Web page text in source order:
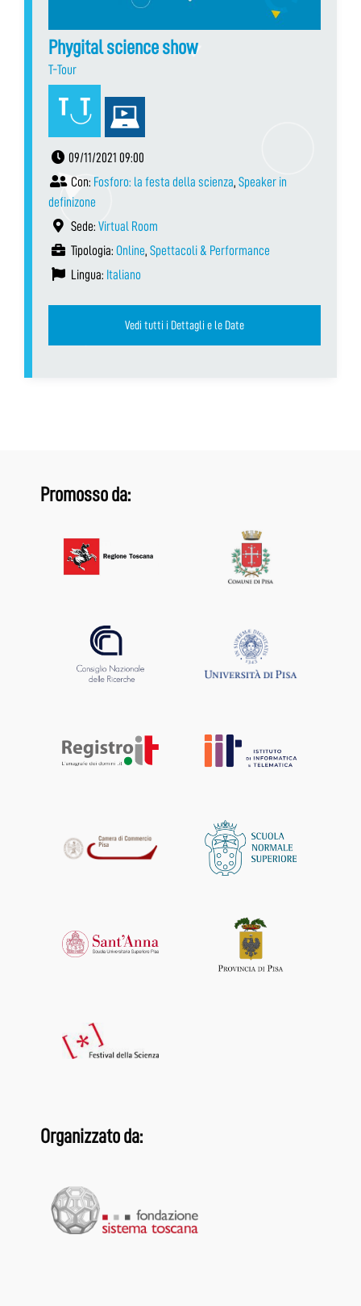
Phygital science show
T-Tour
09/11/2021 09:00
Con: Fosforo: la festa della scienza, Speaker in
definizone
Sede: Virtual Room
Tipologia: Online, Spettacoli & Performance
Lingua: Italiano
Vedi tutti i Dettagli e le Date
Promosso da:
Organizzato da: